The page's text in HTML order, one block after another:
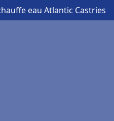
eau Atlantic Castries